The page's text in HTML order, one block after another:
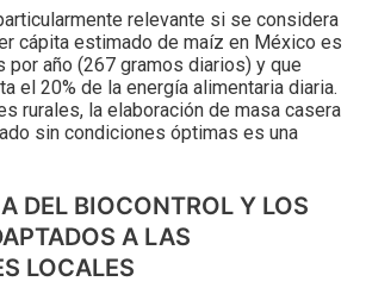
relevante si se considera
cápita estimado de maíz en México es
por año (267 gramos diarios) y que
el 20% de la energía alimentaria diaria.
rurales, la elaboración de masa casera
sin condiciones óptimas es una
DEL BIOCONTROL Y LOS
A LAS
LOCALES